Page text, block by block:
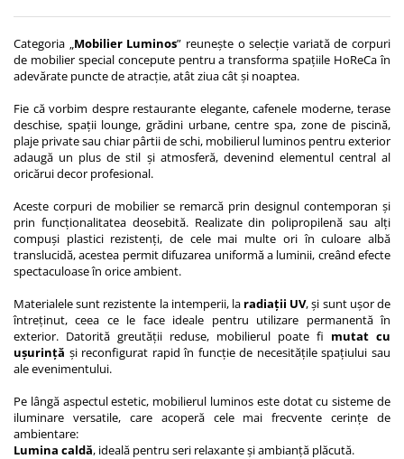
Categoria „Mobilier Luminos” reunește o selecție variată de corpuri
de mobilier special concepute pentru a transforma spațiile HoReCa în
adevărate puncte de atracție, atât ziua cât și noaptea.
Fie că vorbim despre restaurante elegante, cafenele moderne, terase
deschise, spații lounge, grădini urbane, centre spa, zone de piscină,
plaje private sau chiar pârtii de schi, mobilierul luminos pentru exterior
adaugă un plus de stil și atmosferă, devenind elementul central al
oricărui decor profesional.
Aceste corpuri de mobilier se remarcă prin designul contemporan și
prin funcționalitatea deosebită. Realizate din polipropilenă sau alți
compuși plastici rezistenți, de cele mai multe ori în culoare albă
translucidă, acestea permit difuzarea uniformă a luminii, creând efecte
spectaculoase în orice ambient.
Materialele sunt rezistente la intemperii, la radiații UV, și sunt ușor de
întreținut, ceea ce le face ideale pentru utilizare permanentă în
exterior. Datorită greutății reduse, mobilierul poate fi mutat cu
ușurință și reconfigurat rapid în funcție de necesitățile spațiului sau
ale evenimentului.
Pe lângă aspectul estetic, mobilierul luminos este dotat cu sisteme de
iluminare versatile, care acoperă cele mai frecvente cerințe de
ambientare:
Lumina caldă, ideală pentru seri relaxante și ambianță plăcută.